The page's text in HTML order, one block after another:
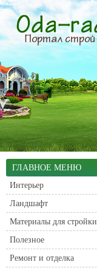
ГЛАВНОЕ МЕНЮ
Интерьер
Ландшафт
Материалы для стройки
Полезное
Ремонт и отделка